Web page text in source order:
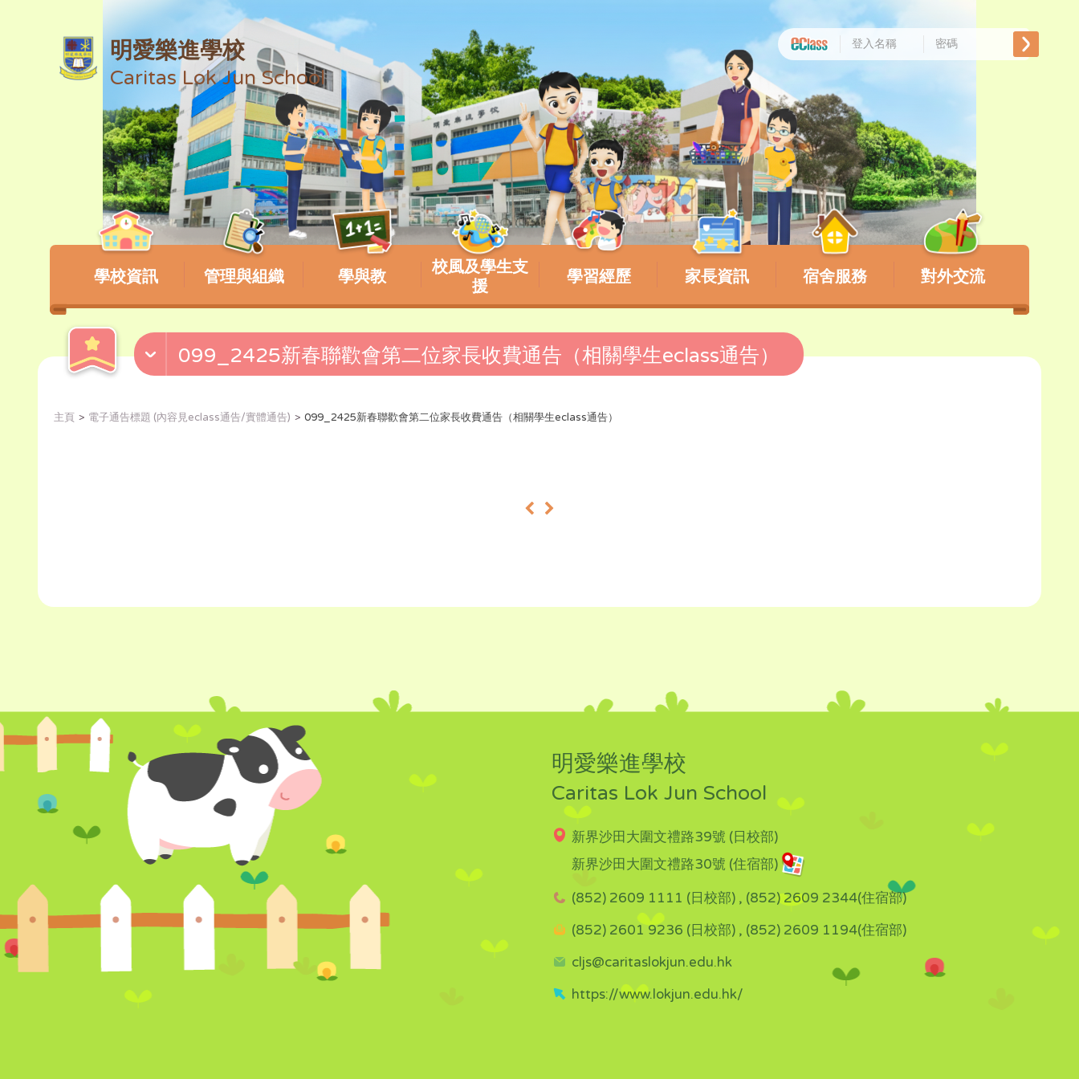
明愛樂進學校
Caritas Lok Jun School
學校資訊 管理與組織 學與教
校風及學生支
援
學習經歷 家長資訊 宿舍服務 對外交流
099_2425新春聯歡會第二位家長收費通告（相關學生eclass通告）
主頁 電子通告標題 (內容見eclass通告/實體通告) 099_2425新春聯歡會第二位家長收費通告（相關學生eclass通告）
« »
明愛樂進學校
Caritas Lok Jun School
新界沙田大圍文禮路39號 (日校部)
新界沙田大圍文禮路30號 (住宿部)
(852) 2609 1111 (日校部) , (852) 2609 2344(住宿部)
(852) 2601 9236 (日校部) , (852) 2609 1194(住宿部)
cljs@caritaslokjun.edu.hk
https://www.lokjun.edu.hk/